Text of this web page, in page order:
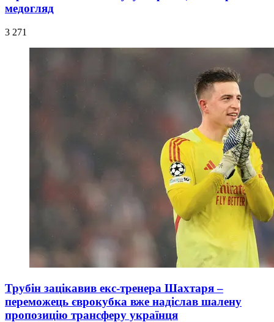
медогляд
3 271
Трубін зацікавив екс-тренера Шахтаря –
переможець єврокубка вже надіслав шалену
пропозицію трансферу українця